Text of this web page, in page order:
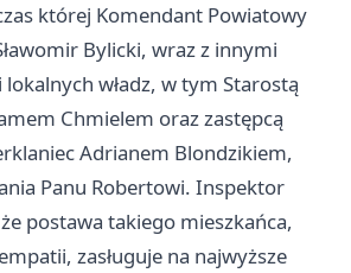
której Komendant Powiatowy
Bylicki, wraz z innymi
władz, w tym Starostą
Chmielem oraz zastępcą
Adrianem Blondzikiem,
Panu Robertowi. Inspektor
postawa takiego mieszkańca,
zasługuje na najwyższe